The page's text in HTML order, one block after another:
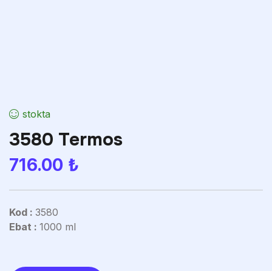
stokta
3580 Termos
716.00 ₺
Kod : 3580
Ebat : 1000 ml